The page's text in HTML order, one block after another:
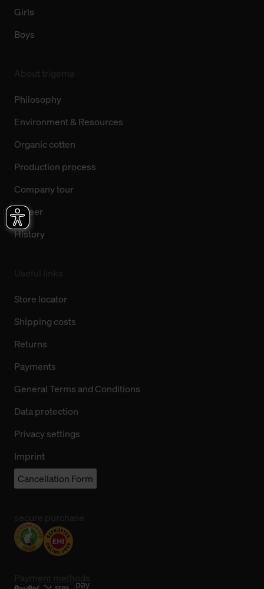
Girls
Boys
Philosophy
Environment & Resources
Organic cotten
Production process
Company tour
Career
History
Store locator
Shipping costs
Returns
Payments
General Terms and Conditions
Data protection
Privacy settings
Imprint
Cancellation Form